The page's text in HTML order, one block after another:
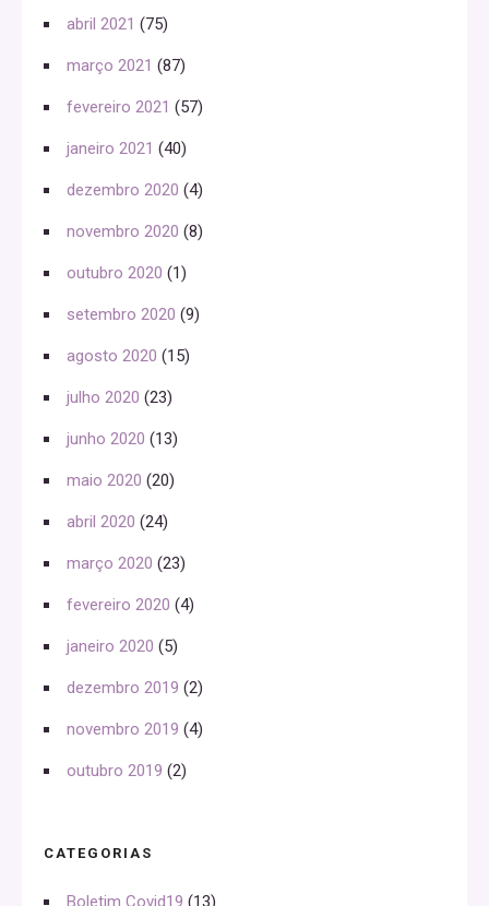
abril 2021 (75)
março 2021 (87)
fevereiro 2021 (57)
janeiro 2021 (40)
dezembro 2020 (4)
novembro 2020 (8)
outubro 2020 (1)
setembro 2020 (9)
agosto 2020 (15)
julho 2020 (23)
junho 2020 (13)
maio 2020 (20)
abril 2020 (24)
março 2020 (23)
fevereiro 2020 (4)
janeiro 2020 (5)
dezembro 2019 (2)
novembro 2019 (4)
outubro 2019 (2)
CATEGORIAS
Boletim Covid19 (13)